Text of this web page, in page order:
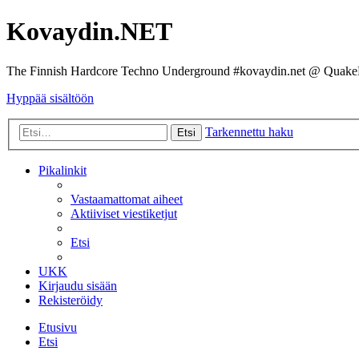
Kovaydin.NET
The Finnish Hardcore Techno Underground #kovaydin.net @
Hyppää sisältöön
Etsi Tarkennettu haku
Pikalinkit
Vastaamattomat aiheet
Aktiiviset viestiketjut
Etsi
UKK
Kirjaudu sisään
Rekisteröidy
Etusivu
Etsi